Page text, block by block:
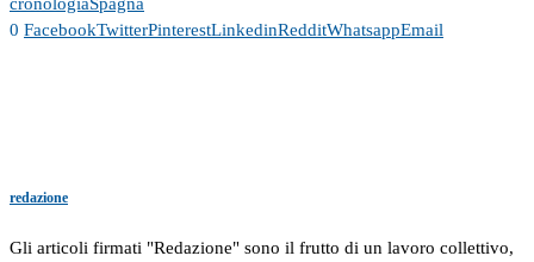
cronologiaSpagna
0 FacebookTwitterPinterestLinkedinRedditWhatsappEmail
redazione
Gli articoli firmati "Redazione" sono il frutto di un lavoro collettivo,